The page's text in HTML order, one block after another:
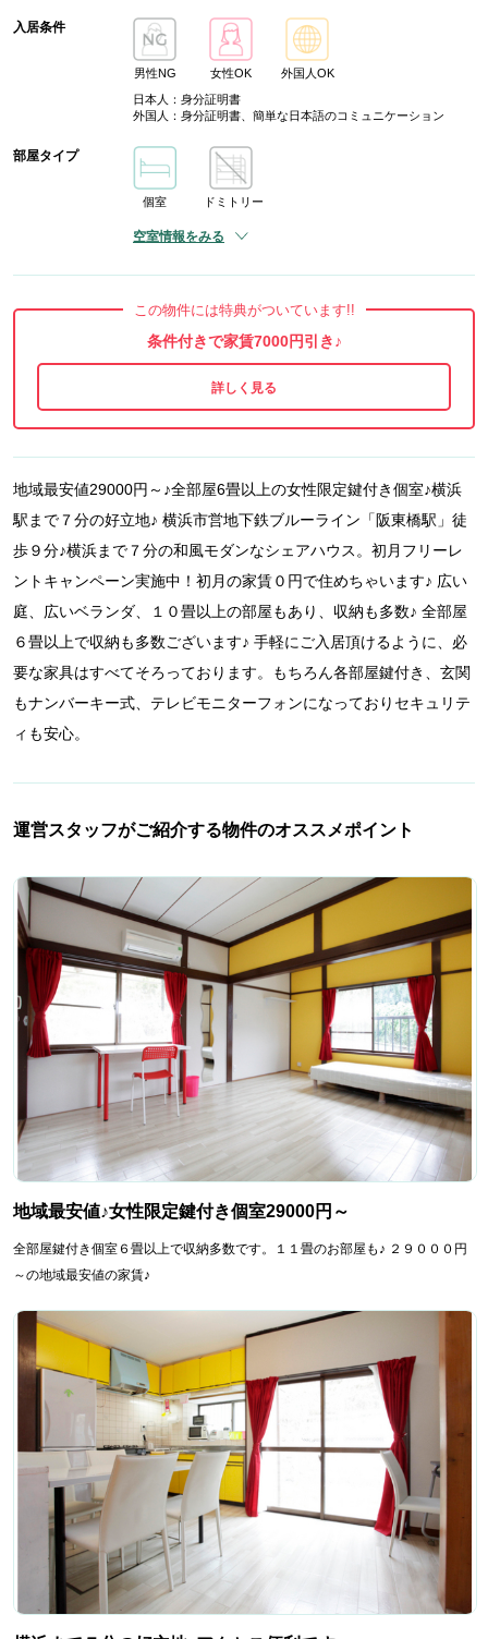
入居条件
男性NG 女性OK
外国人OK
日本人：身分証明書
外国人：身分証明書、簡単な日本語のコミュニケーション
部屋タイプ
個室 ドミトリー
空室情報をみる
この物件には特典がついています!!
条件付きで家賃7000円引き♪
地域最安値29000円～♪全部屋6畳以上の女性限定鍵付き個室♪横浜
駅まで７分の好立地♪ 横浜市営地下鉄ブルーライン「阪東橋駅」徒
歩９分♪横浜まで７分の和風モダンなシェアハウス。初月フリーレ
ントキャンペーン実施中！初月の家賃０円で住めちゃいます♪ 広い
庭、広いベランダ、１０畳以上の部屋もあり、収納も多数♪ 全部屋
６畳以上で収納も多数ございます♪ 手軽にご入居頂けるように、必
要な家具はすべてそろっております。もちろん各部屋鍵付き、玄関
もナンバーキー式、テレビモニターフォンになっておりセキュリテ
ィも安心。
運営スタッフがご紹介する物件のオススメポイント
地域最安値♪女性限定鍵付き個室29000円～
全部屋鍵付き個室６畳以上で収納多数です。１１畳のお部屋も♪ ２９０００円
～の地域最安値の家賃♪